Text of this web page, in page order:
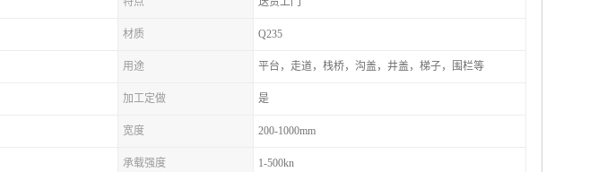
材质 Q235
用途 平台，走道，栈桥，沟盖，井盖，梯子，围栏等
加工定做 是
宽度 200-1000mm
承载强度 1-500kn